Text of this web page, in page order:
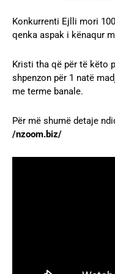
Konkurrenti Ejlli mori
qenka aspak i kënaqur
Kristi tha që për të këto
shpenzon për 1 natë
me terme banale.
Për më shumë detaje
/nzoom.biz/